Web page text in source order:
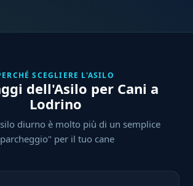
SCEGLIERE L'ASILO
dell'Asilo per Cani a
Lodrino
diurno è molto più di un semplice
per il tuo cane